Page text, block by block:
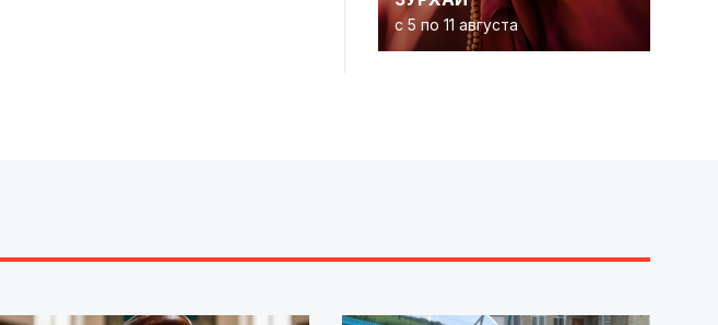
с 5 по 11 августа